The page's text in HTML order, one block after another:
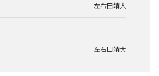
左右田靖大
左右田靖大